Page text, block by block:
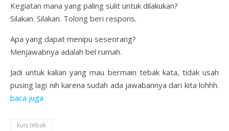
Kegiatan mana yang paling sulit untuk dilakukan?
Silakan. Silakan. Tolong beri respons.
Apa yang dapat menipu seseorang?
Menjawabnya adalah bel rumah.
Jadi untuk kalian yang mau bermain tebak kata, tidak usah
pusing lagi nih karena sudah ada jawabannya dari kita lohhh.
baca juga
kuis tebak